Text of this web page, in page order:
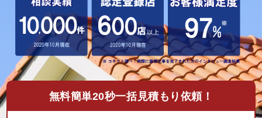
無料簡単20秒一括見積もり依頼！